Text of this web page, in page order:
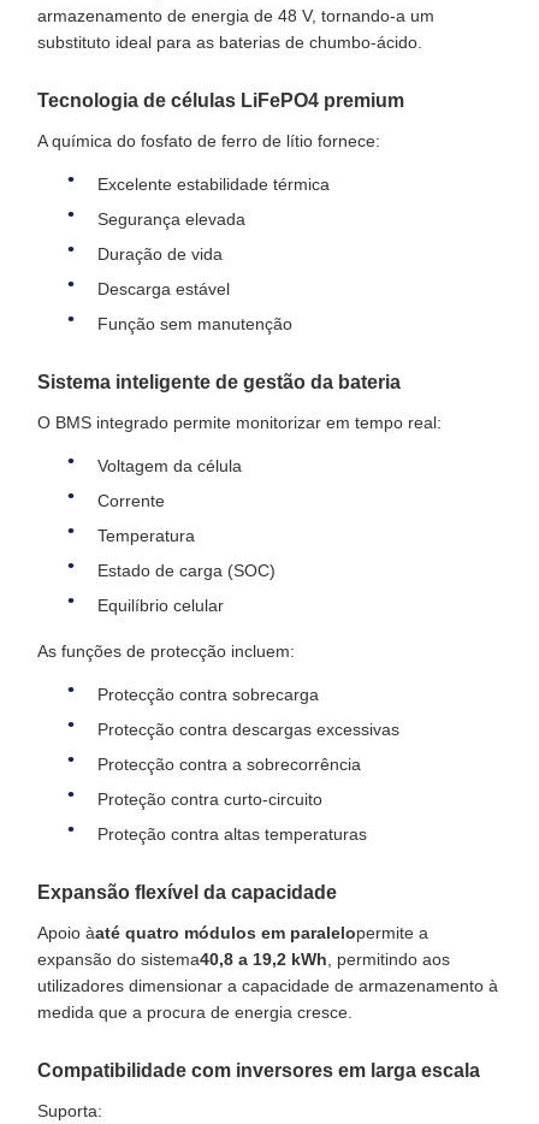
armazenamento de energia de 48 V, tornando-a um
substituto ideal para as baterias de chumbo-ácido.
Tecnologia de células LiFePO4 premium
A química do fosfato de ferro de lítio fornece:
Excelente estabilidade térmica
Segurança elevada
Duração de vida
Descarga estável
Função sem manutenção
Sistema inteligente de gestão da bateria
O BMS integrado permite monitorizar em tempo real:
Voltagem da célula
Corrente
Temperatura
Estado de carga (SOC)
Equilíbrio celular
As funções de protecção incluem:
Protecção contra sobrecarga
Protecção contra descargas excessivas
Protecção contra a sobrecorrência
Proteção contra curto-circuito
Proteção contra altas temperaturas
Expansão flexível da capacidade
Apoio àaté quatro módulos em paralelopermite a
expansão do sistema40,8 a 19,2 kWh , permitindo aos
utilizadores dimensionar a capacidade de armazenamento à
medida que a procura de energia cresce.
Compatibilidade com inversores em larga escala
Suporta: